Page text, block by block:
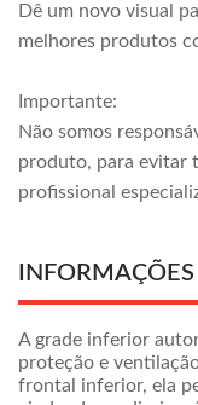
Dê um novo visual
melhores produtos
Importante:
Não somos
produto, para evitar
profissional
A grade inferior
proteção e
frontal inferior, ela